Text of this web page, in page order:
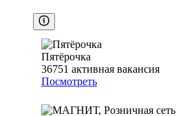
Пятёрочка
36751 активная вакансия
Посмотреть